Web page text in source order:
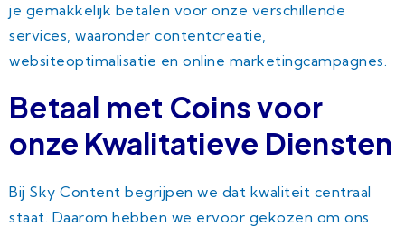
je gemakkelijk betalen voor onze verschillende
services, waaronder contentcreatie,
websiteoptimalisatie en online marketingcampagnes.
Betaal met Coins voor
onze Kwalitatieve Diensten
Bij Sky Content begrijpen we dat kwaliteit centraal
staat. Daarom hebben we ervoor gekozen om ons